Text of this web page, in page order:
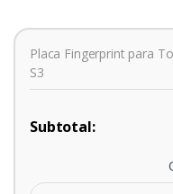
Placa Fingerprint para
S3
Subtotal: